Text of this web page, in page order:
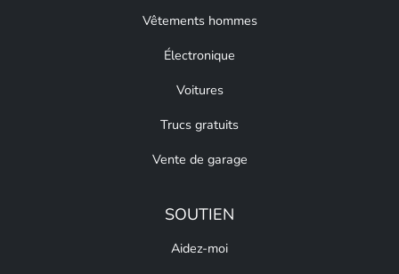
Vêtements hommes
Électronique
Voitures
Trucs gratuits
Vente de garage
SOUTIEN
Aidez-moi